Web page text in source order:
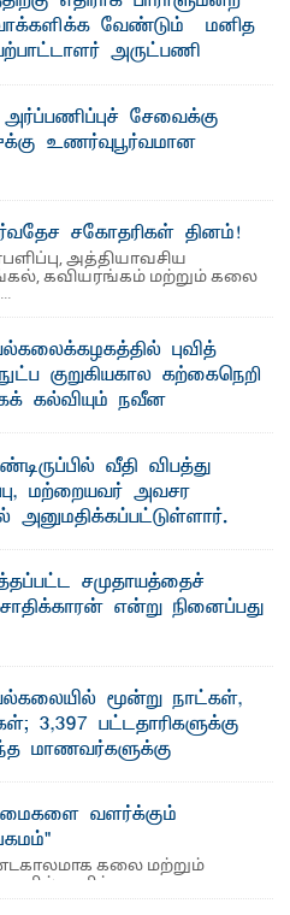
வேண்டும் – மனித
அருட்பணி
அரசாங்கம் அரசுசாரா
புதிய சட்டமூலத்தை ...
சேவைக்கு
உணர்வுபூர்வமான
சகோதரிகள் தினம்!
அத்தியாவசிய
கவியரங்கம் மற்றும் கலை
புவித்
குறுகியகால கற்கைநெறி
கல்வியும் நவீன
காலத்தின் தேவை – பீடாதிபதி
கலை மற்றும் கலாசார
...
வீதி விபத்து
மற்றையவர் அவசர
அனுமதிக்கப்பட்டுள்ளார்.
சமுதாயத்தைச்
என்று நினைப்பது
மூன்று நாட்கள்,
3,397 பட்டதாரிகளுக்கு
மாணவர்களுக்கு
தென்கிழக்குப்
பட்டமளிப்பு விழா ...
வளர்க்கும்
கலை மற்றும்
தனித்துவமான
புதிய ...